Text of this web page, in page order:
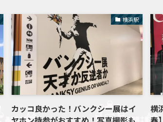
横浜駅
カッコ良かった！バンクシー展はイ
横